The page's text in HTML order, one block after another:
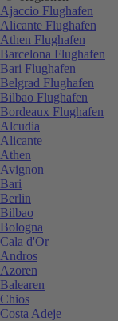
Ajaccio Flughafen
Alicante Flughafen
Athen Flughafen
Barcelona Flughafen
Bari Flughafen
Belgrad Flughafen
Bilbao Flughafen
Bordeaux Flughafen
Alcudia
Alicante
Athen
Avignon
Bari
Berlin
Bilbao
Bologna
Cala d'Or
Andros
Azoren
Balearen
Chios
Costa Adeje